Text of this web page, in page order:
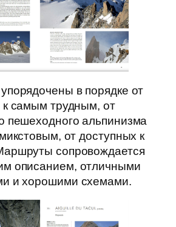
в порядке от
к самым трудным, от
пешеходного альпинизма
от доступных к
сопровождается
описанием, отличными
и хорошими схемами.